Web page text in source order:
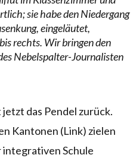
sie habe den Niedergang
eingeläutet,
rechts. Wir bringen den
Nebelspalter-Journalisten
das Pendel zurück.
Kantonen (Link) zielen
integrativen Schule